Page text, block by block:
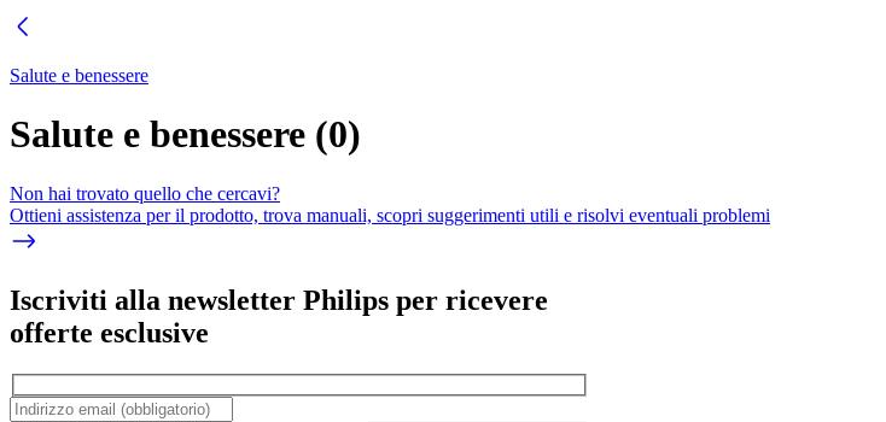
Salute e benessere
Salute e benessere (0)
Non hai trovato quello che cercavi?
Ottieni assistenza per il prodotto, trova manuali, scopri suggerimenti utili e risolvi eventuali problemi
Iscriviti alla newsletter Philips per ricevere
offerte esclusive